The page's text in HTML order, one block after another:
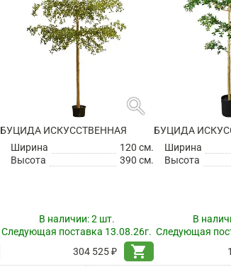
search
БУЦИДА ИСКУССТВЕННАЯ
Ширина
120 см.
Высота
390 см.
В наличии:2 шт.
Следующая поставка 13.08.26г.
304 525 ₽
shopping_cart
БУЦИДА
Ширина
Высота
В
Следующая